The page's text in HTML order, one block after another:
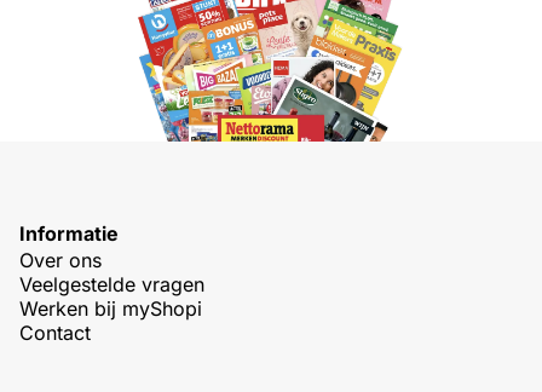
Informatie
Over ons
Veelgestelde vragen
Werken bij myShopi
Contact